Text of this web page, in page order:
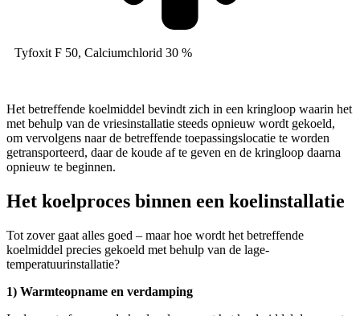
Tyfoxit F 50, Calciumchlorid 30 %
Het betreffende koelmiddel bevindt zich in een kringloop waarin het
met behulp van de vriesinstallatie steeds opnieuw wordt gekoeld,
om vervolgens naar de betreffende toepassingslocatie te worden
getransporteerd, daar de koude af te geven en de kringloop daarna
opnieuw te beginnen.
Het koelproces binnen een koelinstallatie
Tot zover gaat alles goed – maar hoe wordt het betreffende
koelmiddel precies gekoeld met behulp van de lage-
temperatuurinstallatie?
1) Warmteopname en verdamping